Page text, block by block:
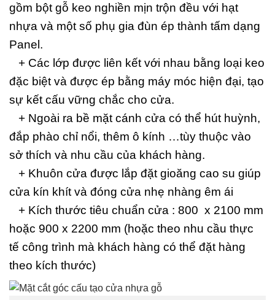
gồm bột gỗ keo nghiền mịn trộn đều với hạt
nhựa và một số phụ gia đùn ép thành tấm dạng
Panel.
+ Các lớp được liên kết với nhau bằng loại keo
đặc biệt và được ép bằng máy móc hiện đại, tạo
sự kết cấu vững chắc cho cửa.
+ Ngoài ra bề mặt cánh cửa có thể hút huỳnh,
đắp phào chỉ nổi, thêm ô kính …tùy thuộc vào
sở thích và nhu cầu của khách hàng.
+ Khuôn cửa được lắp đặt gioăng cao su giúp
cửa kín khít và đóng cửa nhẹ nhàng êm ái
+ Kích thước tiêu chuẩn cửa : 800 x 2100 mm
hoặc 900 x 2200 mm (hoặc theo nhu cầu thực
tế công trình mà khách hàng có thể đặt hàng
theo kích thước)